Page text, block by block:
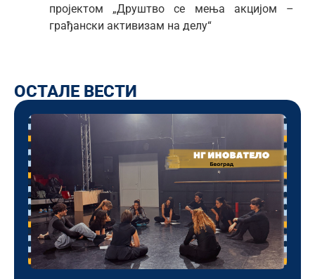
пројектом „Друштво се мења акцијом –
грађански активизам на делу“
ОСТАЛЕ ВЕСТИ